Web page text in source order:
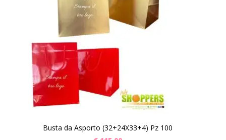
Busta da Asporto (32+24X33+4) Pz 100